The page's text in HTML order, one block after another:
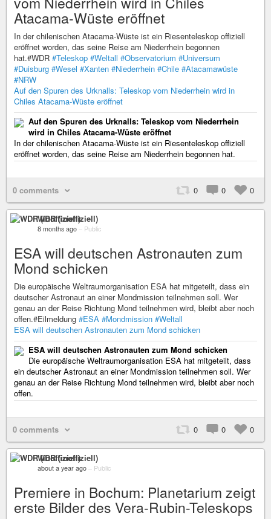
Atacama-Wüste eröffnet
In der chilenischen Atacama‑Wüste ist ein Riesenteleskop offiziell
eröffnet worden, das seine Reise am Niederrhein begonnen
hat.#WDR #Teleskop #Weltall #Observatorium #Universum
#Duisburg #Wesel #Xanten #Niederrhein #Chile #Atacamawüste
#NRW
Auf den Spuren des Urknalls: Teleskop vom Niederrhein wird in
Chiles Atacama-Wüste eröffnet
Auf den Spuren des Urknalls: Teleskop vom Niederrhein
wird in Chiles Atacama-Wüste eröffnet
In der chilenischen Atacama‑Wüste ist ein Riesenteleskop offiziell
eröffnet worden, das seine Reise am Niederrhein begonnen hat.
0 comments 0 0 0
WDR (inoffiziell)
8 months ago – Public
ESA will deutschen Astronauten zum
Mond schicken
Die europäische Weltraumorganisation ESA hat mitgeteilt, dass ein
deutscher Astronaut an einer Mondmission teilnehmen soll. Wer
genau an der Reise Richtung Mond teilnehmen wird, bleibt aber noch
offen.#Eilmeldung #ESA #Mondmission #Weltall
ESA will deutschen Astronauten zum Mond schicken
ESA will deutschen Astronauten zum Mond schicken
Die europäische Weltraumorganisation ESA hat mitgeteilt, dass
ein deutscher Astronaut an einer Mondmission teilnehmen soll. Wer
genau an der Reise Richtung Mond teilnehmen wird, bleibt aber noch
offen.
0 comments 0 0 0
WDR (inoffiziell)
about a year ago – Public
Premiere in Bochum: Planetarium zeigt
erste Bilder des Vera-Rubin-Teleskops